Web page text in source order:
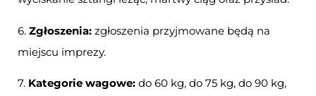
6. Zgłoszenia: zgłoszenia przyjmowane będą na
miejscu imprezy.
7. Kategorie wagowe: do 60 kg, do 75 kg, do 90 kg,